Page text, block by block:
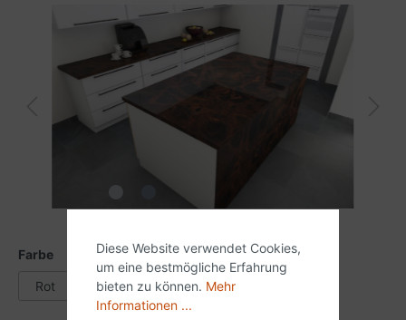
Farbe
Rot Schwarz
Diese Website verwendet Cookies,
um eine bestmögliche Erfahrung
bieten zu können. Mehr
Informationen ...